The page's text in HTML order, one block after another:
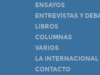
ENSAYOS
ENTREVISTAS Y
LIBROS
COLUMNAS
VARIOS
LA INTERNACIONAL
CONTACTO